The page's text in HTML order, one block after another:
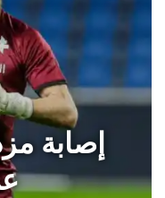
إصابة